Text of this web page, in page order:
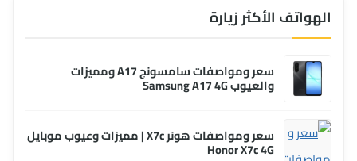
الهواتف الأكثر زيارة
سعر ومواصفات سامسونج A17 ومميزات
والعيوب Samsung A17 4G
سعر ومواصفات هونر X7c | مميزات وعيوب موبايل
Honor X7c 4G